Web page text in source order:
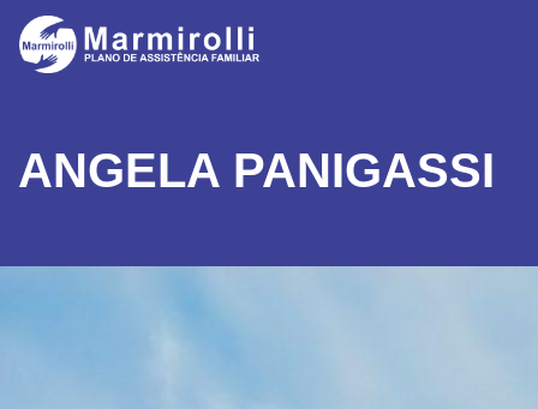
ANGELA PANIGASSI